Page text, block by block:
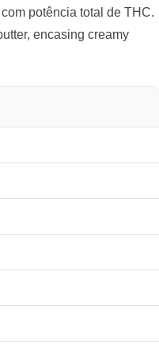
potência total de THC.
encasing creamy